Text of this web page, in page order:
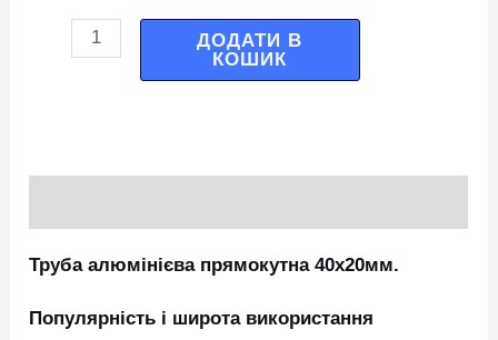
ДОДАТИ В
КОШИК
Труба алюмінієва прямокутна 40х20мм.
Популярність і широта використання